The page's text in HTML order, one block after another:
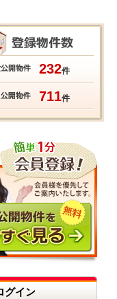
232件
711件
グイン